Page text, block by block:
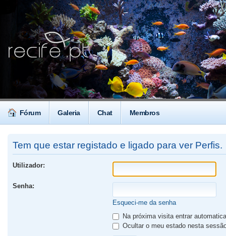
Fórum Galeria Chat Membros
Tem que estar registado e ligado para ver Perfis.
Utilizador:
Senha:
Esqueci-me da senha
Na próxima visita entrar
Ocultar o meu estado nesta